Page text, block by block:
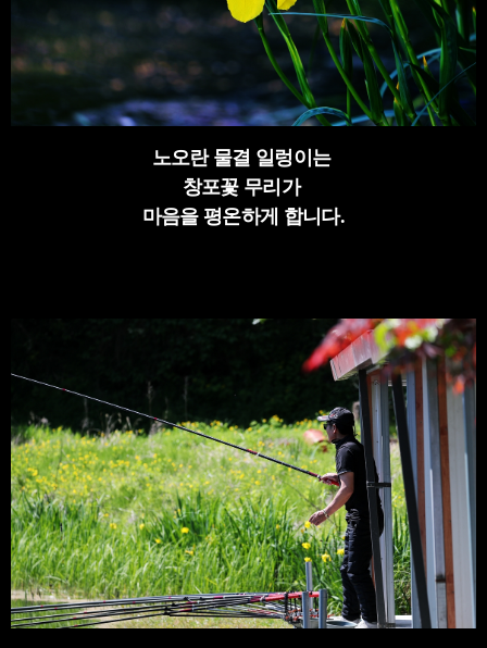
노오란 물결 일렁이는
창포꽃 무리가
마음을 평온하게 합니다.